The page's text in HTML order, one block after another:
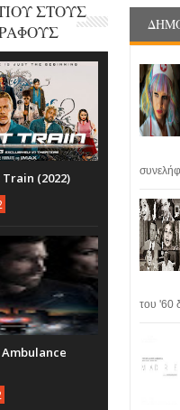
του '60
ΣΤΟΥΣ
Train (2022)